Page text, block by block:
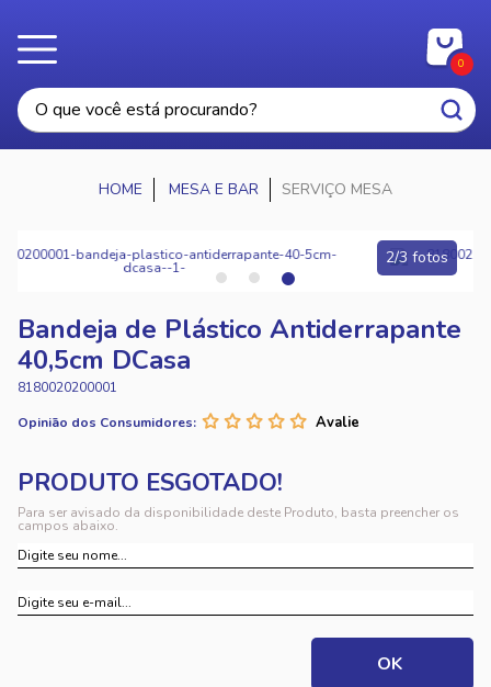
0
MESA E BAR SERVIÇO MESA
2/3 fotos
Bandeja de Plástico Antiderrapante
40,5cm DCasa
8180020200001
Opinião dos Consumidores:
Para ser avisado da disponibilidade deste Produto, basta preencher os
campos abaixo.